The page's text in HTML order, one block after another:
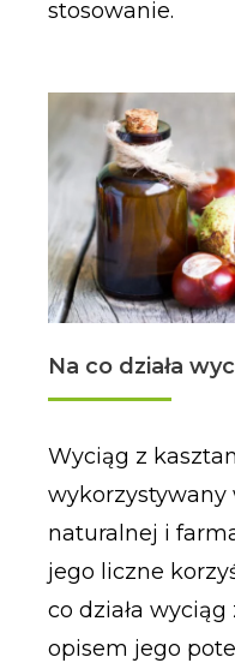
stosowanie.
Na co działa
Wyciąg z
wykorzystywany
naturalnej i
jego liczne
co działa
opisem jego